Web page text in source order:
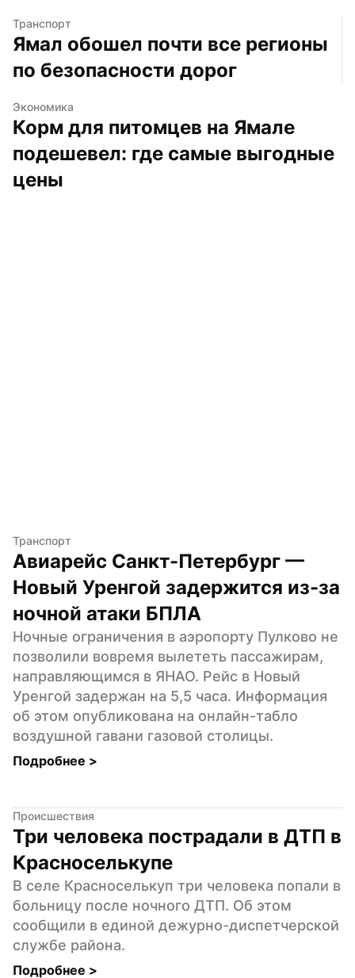
Транспорт
Ямал обошел почти все регионы
по безопасности дорог
Экономика
Корм для питомцев на Ямале
подешевел: где самые выгодные
цены
Транспорт
Авиарейс Санкт-Петербург —
Новый Уренгой задержится из-за
ночной атаки БПЛА
Ночные ограничения в аэропорту Пулково не
позволили вовремя вылететь пассажирам,
направляющимся в ЯНАО. Рейс в Новый
Уренгой задержан на 5,5 часа. Информация
об этом опубликована на онлайн-табло
воздушной гавани газовой столицы.
Подробнее >
Происшествия
Три человека пострадали в ДТП в
Красноселькупе
В селе Красноселькуп три человека попали в
больницу после ночного ДТП. Об этом
сообщили в единой дежурно-диспетчерской
службе района.
Подробнее >